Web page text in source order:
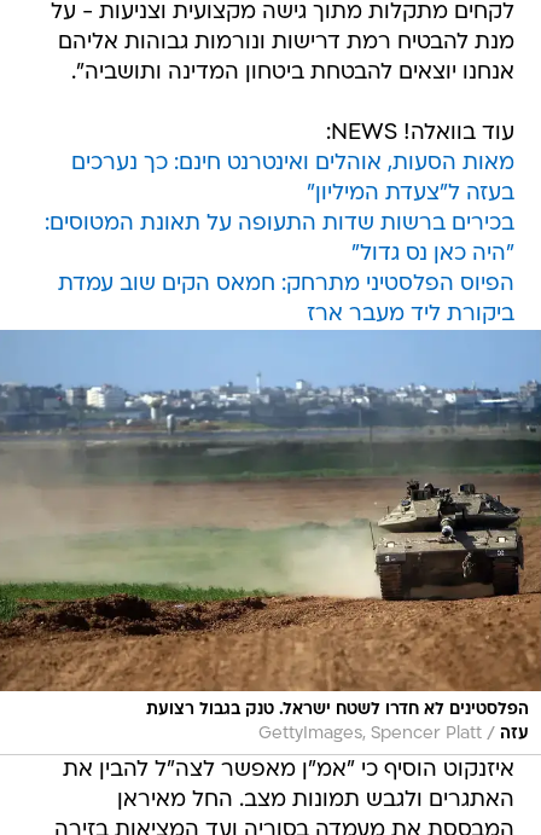
לקחים מתקלות מתוך גישה מקצועית וצניעות - על
מנת להבטיח רמת דרישות ונורמות גבוהות אליהם
אנחנו יוצאים להבטחת ביטחון המדינה ותושביה".
עוד בוואלה! NEWS:
מאות הסעות, אוהלים ואינטרנט חינם: כך נערכים
בעזה ל"צעדת המיליון"
בכירים ברשות שדות התעופה על תאונת המטוסים:
"היה כאן נס גדול"
הפיוס הפלסטיני מתרחק: חמאס הקים שוב עמדת
ביקורת ליד מעבר ארז
הפלסטינים לא חדרו לשטח ישראל. טנק בגבול רצועת
עזה /
GettyImages, Spencer Platt
איזנקוט הוסיף כי "אמ"ן מאפשר לצה"ל להבין את
האתגרים ולגבש תמונות מצב. החל מאיראן